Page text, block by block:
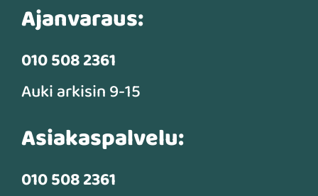
Ajanvaraus:
010 508 2361
Auki arkisin 9-15
Asiakaspalvelu:
010 508 2361